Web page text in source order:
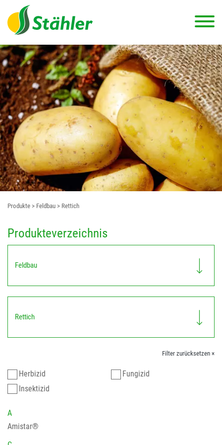
Produkte > Feldbau > Rettich
Produkteverzeichnis
Feldbau
Rettich
Filter zurücksetzen ×
Herbizid
Fungizid
Insektizid
A
Amistar®